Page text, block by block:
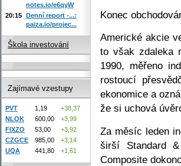
Konec
Americké akcie
to však zdaleka
1990, měřeno
rostoucí
ekonomice a
že si uchová
Za měsíc leden
širší Standard
Composite
notes.io/e6qyW
20:15 Denní report -...:
paiza.io/projec...
Škola investování
Zajímavé vzestupy
PVT 1,19
+38,37
NLOK
600,00
+3,99
FIXZO
53,00
+3,92
CZGCE
985,00
+3,14
UQA
441,80 +1,61